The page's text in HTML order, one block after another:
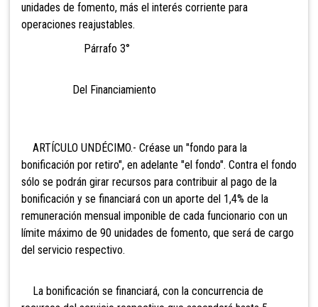
unidades de fomento, más el interés corriente para
operaciones reajustables.
Párrafo 3°
Del Financiamiento
ARTÍCULO UNDÉCIMO.- Créase un "fondo para la
bonificación por retiro", en adelante "el fondo". Contra el fondo
sólo se podrán girar recursos para contribuir al pago de la
bonificación y se financiará con un aporte del 1,4% de la
remuneración mensual imponible de cada funcionario con un
límite máximo de 90 unidades de fomento, que será de cargo
del servicio respectivo.
La bonificación se financiará, con la concurrencia de